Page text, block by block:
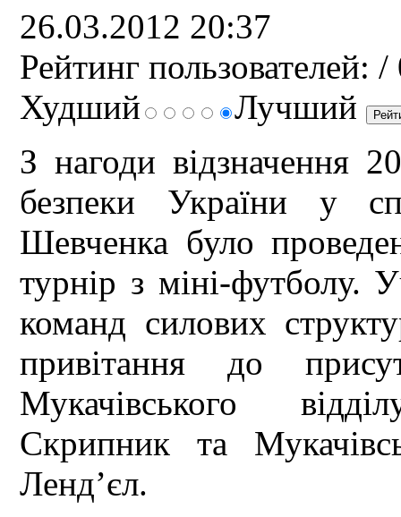
26.03.2012 20:37
Рейтинг пользователей: /
Худший
Лучший
З нагоди відзначення
безпеки України у
Шевченка було
турнір з міні-футболу.
команд силових
привітання до
Мукачівського
Скрипник та
Ленд’єл.